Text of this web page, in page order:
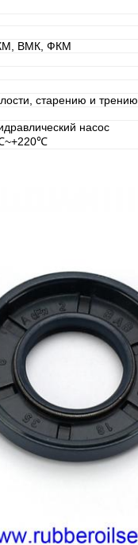
ВМК, ФКМ
старению и трению.
насос